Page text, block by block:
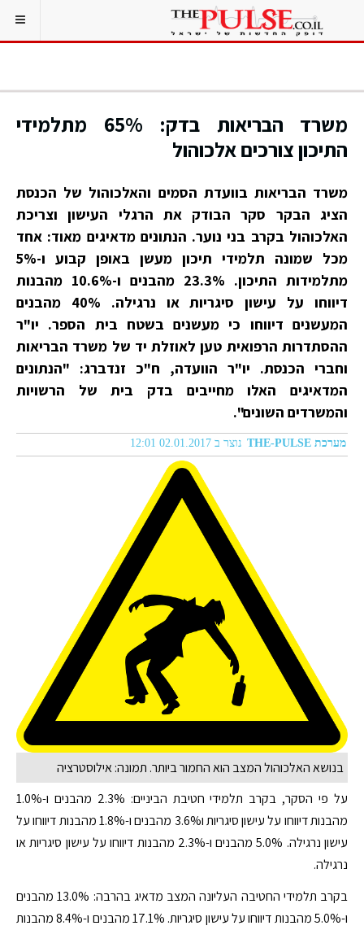
משרד הבריאות בדק: 65% מתלמידי
התיכון צורכים אלכוהול
משרד הבריאות בוועדת הסמים והאלכוהול של הכנסת
הציג הבקר סקר הבודק את הרגלי העישון וצריכת
האלכוהול בקרב בני נוער. הנתונים מדאיגים מאוד: אחד
מכל שמונה תלמידי תיכון מעשן באופן קבוע ו-5%
מתלמידות התיכון. 23.3% מהבנים ו-10.6% מהבנות
דיווחו על עישון סיגריות או נרגילה. 40% מהבנים
המעשנים דיווחו כי מעשנים בשטח בית הספר. יו"ר
ההסתדרות הרפואית טען לאוזלת יד של משרד הבריאות
וחברי הכנסת. יו"ר הוועדה, ח"כ זנדברג: "הנתונים
המדאיגים האלו מחייבים בדק בית של הרשויות
והמשרדים השונים".
מערכת THE-PULSE נוצר ב 02.01.2017 12:01
בנושא האלכוהול המצב הוא החמור ביותר. תמונה: אילוסטרציה
על פי הסקר, בקרב תלמידי חטיבת הביניים: 2.3% מהבנים ו-1.0%
מהבנות דיווחו על עישון סיגריות ו3.6% מהבנים ו-1.8% מהבנות דיווחו על
עישון נרגילה. 5.0% מהבנים ו-2.3% מהבנות דיווחו על עישון סיגריות או
נרגילה.
בקרב תלמידי החטיבה העליונה המצב מדאיג בהרבה: 13.0% מהבנים
ו-5.0% מהבנות דיווחו על עישון סיגריות. 17.1% מהבנים ו-8.4% מהבנות